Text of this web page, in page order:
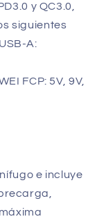
y QC3.0,
siguientes
A:
FCP: 5V, 9V,
e incluye